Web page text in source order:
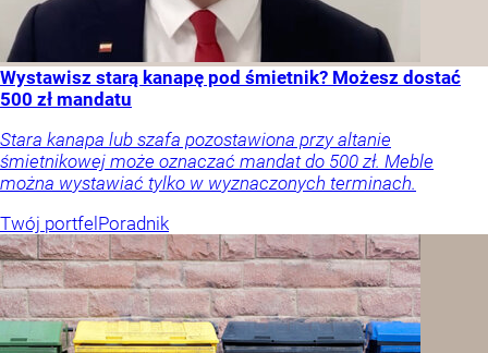
Wystawisz starą kanapę pod śmietnik? Możesz dostać
500 zł mandatu
Stara kanapa lub szafa pozostawiona przy altanie
śmietnikowej może oznaczać mandat do 500 zł. Meble
można wystawiać tylko w wyznaczonych terminach.
Twój portfel Poradnik